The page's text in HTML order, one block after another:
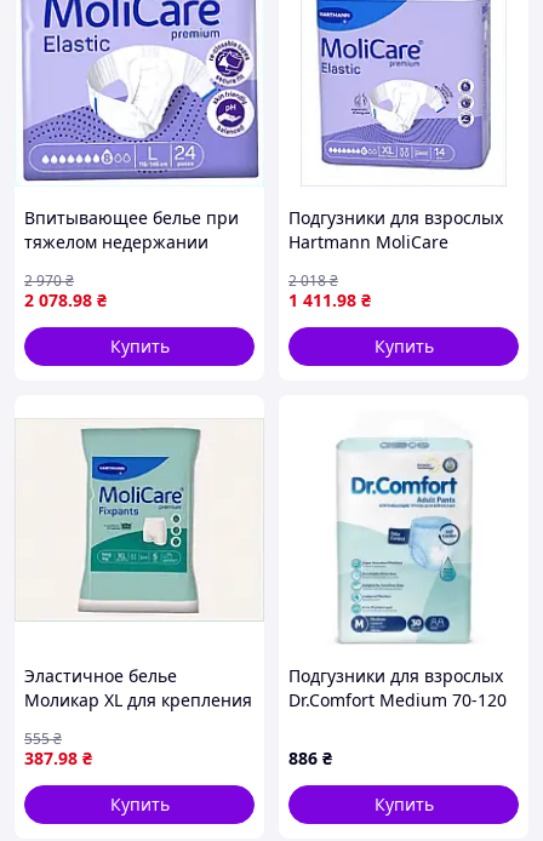
Впитывающее белье при
тяжелом недержании
8XA781323K
2 078.98 ₴
2 970₴
Купить
Подгузники для взрослых
Hartmann MoliCare
капель 14шт, 8B78C132P4
1 411.98 ₴
2 018₴
Купить
Эластичное белье
Моликар XL для крепления
87813T1X0
387.98 ₴
555₴
Купить
Подгузники для взрослых
Dr.Comfort Medium 70-120
886 ₴
Купить